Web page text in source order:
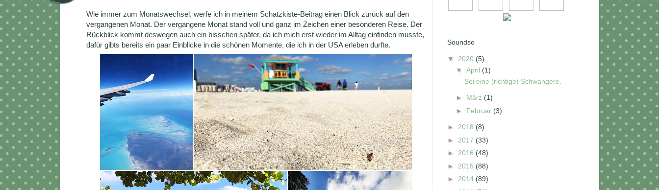
Wie immer zum Monatswechsel, werfe ich in meinem Schatzkiste-Beitrag einen Blick zurück auf den
vergangenen Monat. Der vergangene Monat stand voll und ganz im Zeichen einer besonderen Reise. Der
Rückblick kommt deswegen auch ein bisschen später, da ich mich erst wieder im Alltag einfinden musste,
dafür gibts bereits ein paar Einblicke in die schönen Momente, die ich in der USA erleben durfte.
Soundso
▼ 2020 (5)
▼ April (1)
Sei eine (richtige) Schwangere.
► März (1)
► Februar (3)
► 2018 (8)
► 2017 (33)
► 2016 (48)
► 2015 (88)
► 2014 (89)